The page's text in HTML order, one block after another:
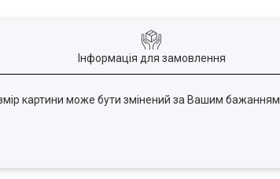
Інформація для замовлення
картини може бути змінений за Вашим бажанням.